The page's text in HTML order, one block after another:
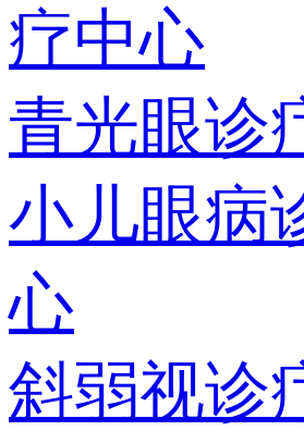
疗中心
青光眼诊
小儿眼病
心
斜弱视诊